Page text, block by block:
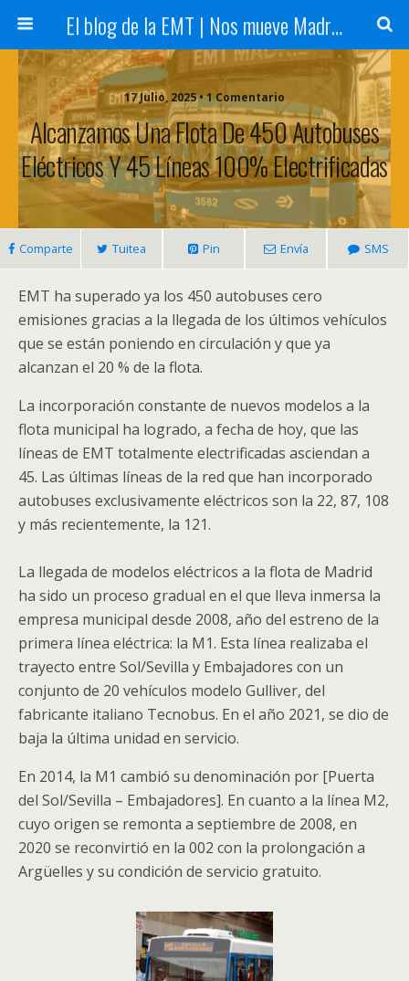
El blog de la EMT | Nos mueve Madrid
17 Julio, 2025 • 1 Comentario
Alcanzamos Una Flota De 450 Autobuses
Eléctricos Y 45 Líneas 100% Electrificadas
Comparte Tuitea Pin Envía SMS
EMT ha superado ya los 450 autobuses cero
emisiones gracias a la llegada de los últimos vehículos
que se están poniendo en circulación y que ya
alcanzan el 20 % de la flota.
La incorporación constante de nuevos modelos a la
flota municipal ha logrado, a fecha de hoy, que las
líneas de EMT totalmente electrificadas asciendan a
45. Las últimas líneas de la red que han incorporado
autobuses exclusivamente eléctricos son la 22, 87, 108
y más recientemente, la 121.
La llegada de modelos eléctricos a la flota de Madrid
ha sido un proceso gradual en el que lleva inmersa la
empresa municipal desde 2008, año del estreno de la
primera línea eléctrica: la M1. Esta línea realizaba el
trayecto entre Sol/Sevilla y Embajadores con un
conjunto de 20 vehículos modelo Gulliver, del
fabricante italiano Tecnobus. En el año 2021, se dio de
baja la última unidad en servicio.
En 2014, la M1 cambió su denominación por [Puerta
del Sol/Sevilla – Embajadores]. En cuanto a la línea M2,
cuyo origen se remonta a septiembre de 2008, en
2020 se reconvirtió en la 002 con la prolongación a
Argüelles y su condición de servicio gratuito.